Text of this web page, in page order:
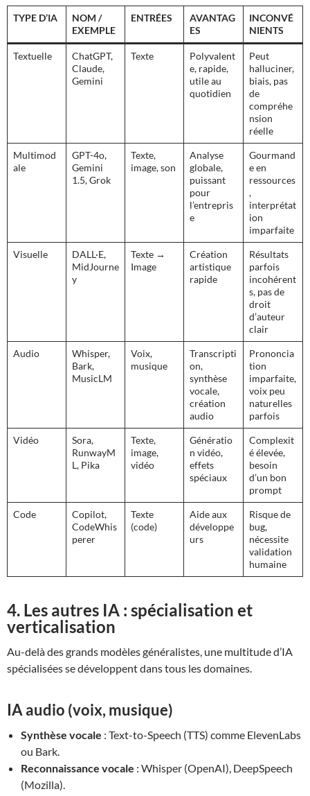
TYPE D’IA
NOM /
EXEMPLE
ENTRÉES
AVANTAG
ES
INCONVÉ
NIENTS
Textuelle
ChatGPT,
Claude,
Gemini
Texte
Polyvalent
e, rapide,
utile au
quotidien
Peut
halluciner,
biais, pas
de
compréhe
nsion
réelle
Multimod
ale
GPT-4o,
Gemini
1.5, Grok
Texte,
image, son
Analyse
globale,
puissant
pour
l’entrepris
e
Gourmand
e en
ressources
,
interprétat
ion
imparfaite
Visuelle
DALL·E,
MidJourne
y
Texte →
Image
Création
artistique
rapide
Résultats
parfois
incohérent
s, pas de
droit
d’auteur
clair
Audio
Whisper,
Bark,
MusicLM
Voix,
musique
Transcripti
on,
synthèse
vocale,
création
audio
Prononcia
tion
imparfaite,
voix peu
naturelles
parfois
Vidéo
Sora,
RunwayM
L, Pika
Texte,
image,
vidéo
Génératio
n vidéo,
effets
spéciaux
Complexit
é élevée,
besoin
d’un bon
prompt
Code
Copilot,
CodeWhis
perer
Texte
(code)
Aide aux
développe
urs
Risque de
bug,
nécessite
validation
humaine
4. Les autres IA : spécialisation et
verticalisation
Au-delà des grands modèles généralistes, une multitude d’IA
spécialisées se développent dans tous les domaines.
IA audio (voix, musique)
Synthèse vocale : Text-to-Speech (TTS) comme ElevenLabs
ou Bark.
Reconnaissance vocale : Whisper (OpenAI), DeepSpeech
(Mozilla).